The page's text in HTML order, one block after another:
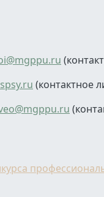
(контактное